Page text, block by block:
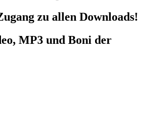
zu allen Downloads!
MP3 und Boni der